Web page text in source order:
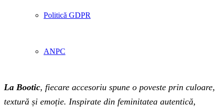
Politică GDPR
ANPC
La Bootic, fiecare accesoriu spune o poveste prin culoare,
textură și emoție. Inspirate din feminitatea autentică,